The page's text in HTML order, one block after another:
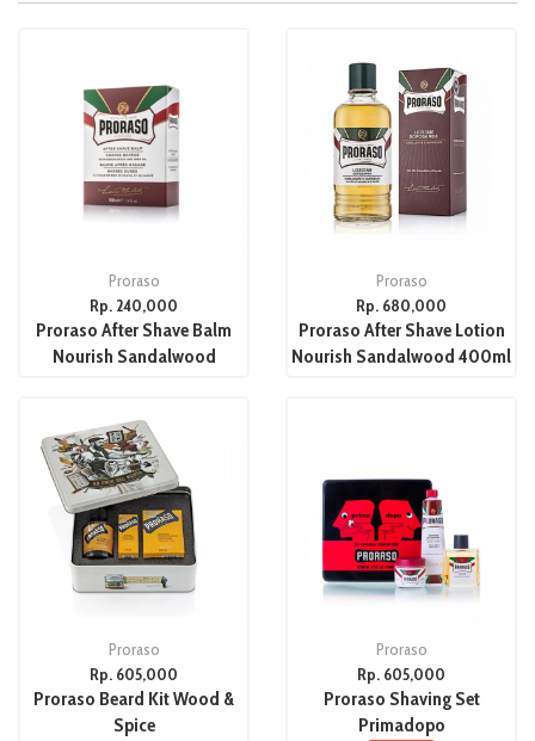
Proraso
Rp. 240,000
Proraso After Shave Balm
Nourish Sandalwood
Proraso
Rp. 680,000
Proraso After Shave Lotion
Nourish Sandalwood 400ml
Proraso
Rp. 605,000
Proraso Beard Kit Wood &
Spice
Proraso
Rp. 605,000
Proraso Shaving Set
Primadopo